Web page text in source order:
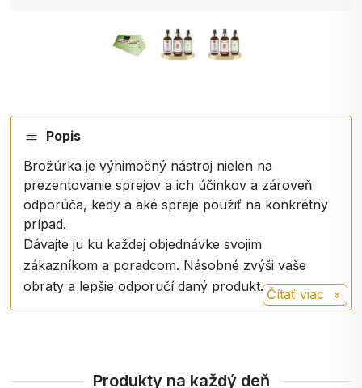
Popis
Brožúrka je výnimočný nástroj nielen na
prezentovanie sprejov a ich účinkov a zároveň
odporúča, kedy a aké spreje použiť na konkrétny
prípad.
Dávajte ju ku každej objednávke svojim
zákazníkom a poradcom. Násobné zvýši vaše
obraty a lepšie odporučí daný produkt. Čítať viac
Produkty na každý deň